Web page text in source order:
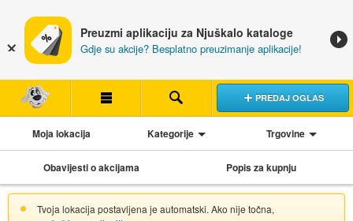
Preuzmi aplikaciju za Njuškalo kataloge
Gdje su akcije? Besplatno preuzimanje aplikacije!
PREDAJ OGLAS
Moja lokacija Kategorije Trgovine
Obavijesti o akcijama Popis za kupnju
Tvoja lokacija postavljena je automatski. Ako nije točna,